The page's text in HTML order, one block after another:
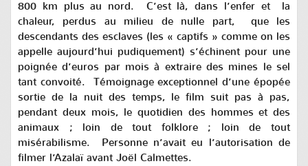
800 km plus au nord. C’est là, dans l’enfer et la
chaleur, perdus au milieu de nulle part, que les
descendants des esclaves (les « captifs » comme on les
appelle aujourd’hui pudiquement) s’échinent pour une
poignée d’euros par mois à extraire des mines le sel
tant convoité. Témoignage exceptionnel d’une épopée
sortie de la nuit des temps, le film suit pas à pas,
pendant deux mois, le quotidien des hommes et des
animaux ; loin de tout folklore ; loin de tout
misérabilisme. Personne n’avait eu l’autorisation de
filmer l’Azalaï avant Joël Calmettes.